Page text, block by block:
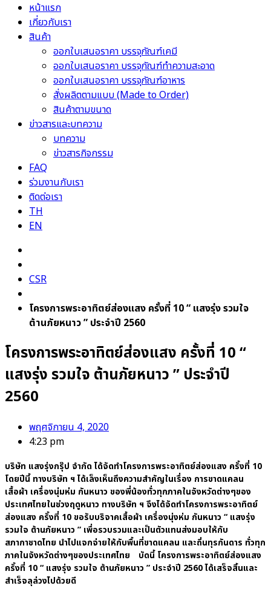
หน้าแรก
เกี่ยวกับเรา
สินค้า
ออกใบเสนอราคา บรรจุภัณฑ์เคมี
ออกใบเสนอราคา บรรจุภัณฑ์ทำความสะอาด
ออกใบเสนอราคา บรรจุภัณฑ์อาหาร
สั่งผลิตตามแบบ (Made to Order)
สินค้าตามขนาด
ข่าวสารและบทความ
บทความ
ข่าวสารกิจกรรม
FAQ
ร่วมงานกับเรา
ติดต่อเรา
TH
EN
CSR
โครงการพระอาทิตย์ส่องแสง ครั้งที่ 10 “ แสงรุ่ง รวมใจ
ต้านภัยหนาว ” ประจำปี 2560
โครงการพระอาทิตย์ส่องแสง ครั้งที่ 10 “
แสงรุ่ง รวมใจ ต้านภัยหนาว ” ประจำปี
2560
พฤศจิกายน 4, 2020
4:23 pm
บริษัท แสงรุ่งกรุ๊ป จำกัด ได้จัดทำโครงการพระอาทิตย์ส่องแสง ครั้งที่ 10
โดยปีนี้ ทางบริษัท ฯ ได้เล็งเห็นถึงความสำคัญในเรื่อง การขาดแคลน
เสื้อผ้า เครื่องนุ่มห่ม กันหนาว ของพี่น้องทั่วทุกภาคในจังหวัดต่างๆของ
ประเทศไทยในช่วงฤดูหนาว ทางบริษัท ฯ จึงได้จัดทำโครงการพระอาทิตย์
ส่องแสง ครั้งที่ 10 ขอรับบริจาคเสื้อผ้า เครื่องนุ่งห่ม กันหนาว “ แสงรุ่ง
รวมใจ ต้านภัยหนาว ” เพื่อรวบรวมและเป็นตัวแทนส่งมอบให้กับ
สภากาชาดไทย นำไปแจกจ่ายให้กับพื้นที่ขาดแคลน และถิ่นทุรกันดาร ทั่วทุก
ภาคในจังหวัดต่างๆของประเทศไทย บัดนี้ โครงการพระอาทิตย์ส่องแสง
ครั้งที่ 10 “ แสงรุ่ง รวมใจ ต้านภัยหนาว ” ประจำปี 2560 ได้เสร็จสิ้นและ
สำเร็จลุล่วงไปด้วยดี